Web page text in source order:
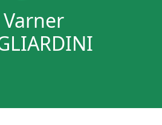
Varner